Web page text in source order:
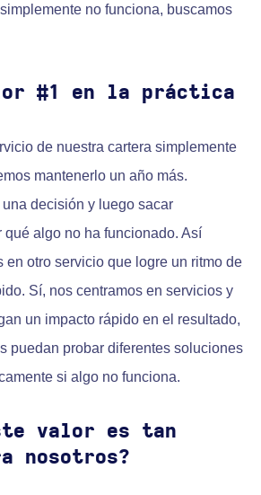
no funciona, buscamos
#1 en la práctica
de nuestra cartera simplemente
mantenerlo un año más.
decisión y luego sacar
algo no ha funcionado. Así
en otro servicio que logre un ritmo de
Sí, nos centramos en servicios y
un impacto rápido en el resultado,
puedan probar diferentes soluciones
si algo no funciona.
valor es tan
nosotros?